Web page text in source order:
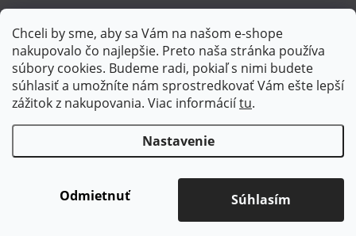
Chceli by sme, aby sa Vám na našom e-shope
nakupovalo čo najlepšie. Preto naša stránka používa
súbory cookies. Budeme radi, pokiaľ s nimi budete
súhlasiť a umožníte nám sprostredkovať Vám ešte lepší
zážitok z nakupovania. Viac informáciítu.
Nastavenie
Odmietnuť Súhlasím
Sledovať na Instagrame
Copyright 2026Brotex | Kvalitný bytový textil. Všetky práva
Upraviť nastavenie cookies